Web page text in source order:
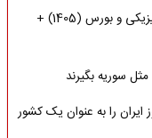
از کجا نقره بخریم؟ مقایسه خرید نقره آنلاین، فیزیکی و بورس (1405) +
را به عنوان یک کشور